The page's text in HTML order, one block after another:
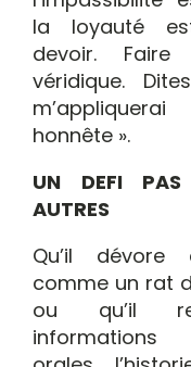
la loyauté
devoir.
véridique.
honnête ».
UN DEFI PAS
AUTRES
Qu’il dévore
comme un rat
ou qu’il